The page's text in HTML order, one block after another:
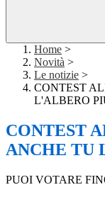
Home >
Novità >
Le notizie >
CONTEST
L'ALBERO
CONTEST
ANCHE TU
PUOI VOTARE